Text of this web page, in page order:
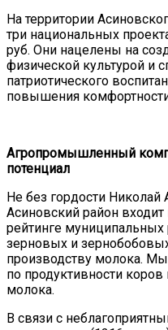
На территории
три национальных
руб. Они нацелены на
физической культурой и
патриотического
повышения
Агропромышленный
потенциал
Не без гордости Николай
Асиновский район
рейтинге
зерновых и
производству молока.
по продуктивности
молока.
В связи с